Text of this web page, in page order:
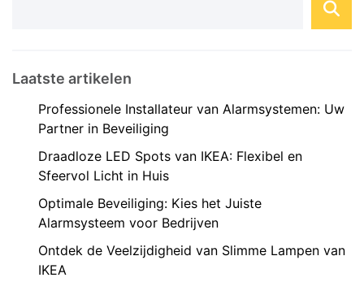
Laatste artikelen
Professionele Installateur van Alarmsystemen: Uw
Partner in Beveiliging
Draadloze LED Spots van IKEA: Flexibel en
Sfeervol Licht in Huis
Optimale Beveiliging: Kies het Juiste
Alarmsysteem voor Bedrijven
Ontdek de Veelzijdigheid van Slimme Lampen van
IKEA